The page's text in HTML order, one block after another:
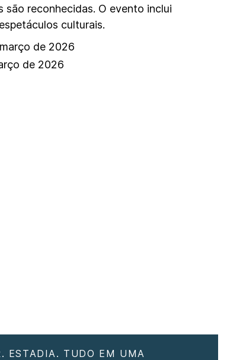
são reconhecidas. O evento inclui
culturais.
de 2026
de 2026
ESTADIA. TUDO EM UMA